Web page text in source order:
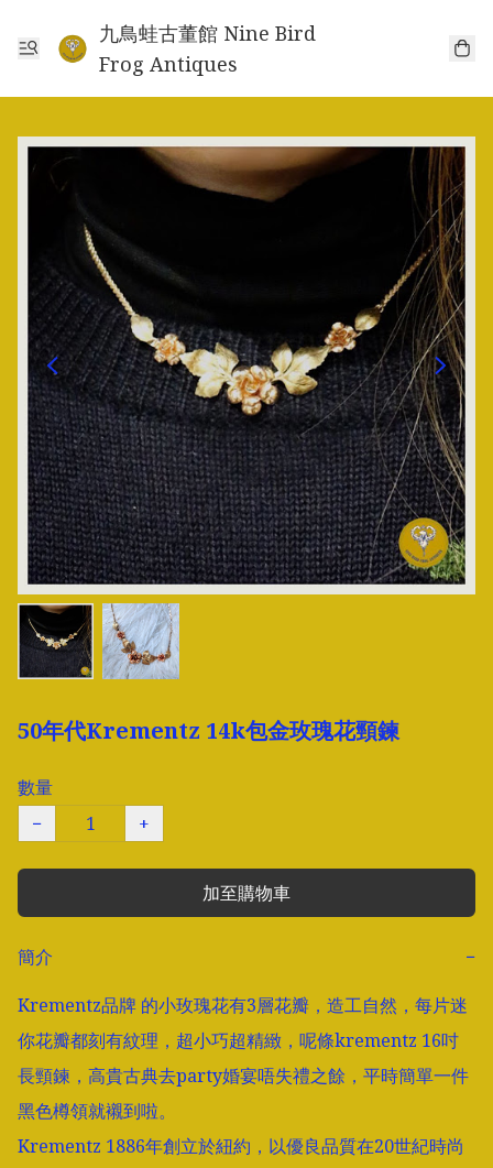
九鳥蛙古董館 Nine Bird
Frog Antiques
50年代Krementz 14k包金玫瑰花頸鍊
數量
−
+
加至購物車
簡介
−
Krementz品牌 的小玫瑰花有3層花瓣，造工自然，每片迷
你花瓣都刻有紋理，超小巧超精緻，呢條krementz 16吋
長頸鍊，高貴古典去party婚宴唔失禮之餘，平時簡單一件
黑色樽領就襯到啦。
Krementz 1886年創立於紐約，以優良品質在20世紀時尚